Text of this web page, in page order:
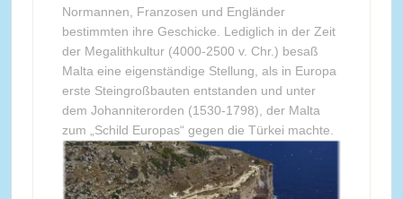
Normannen, Franzosen und Engländer
bestimmten ihre Geschicke. Lediglich in der Zeit
der Megalithkultur (4000-2500 v. Chr.) besaß
Malta eine eigenständige Stellung, als in Europa
erste Steingroßbauten entstanden und unter
dem Johanniterorden (1530-1798), der Malta
zum „Schild Europas“ gegen die Türkei machte.